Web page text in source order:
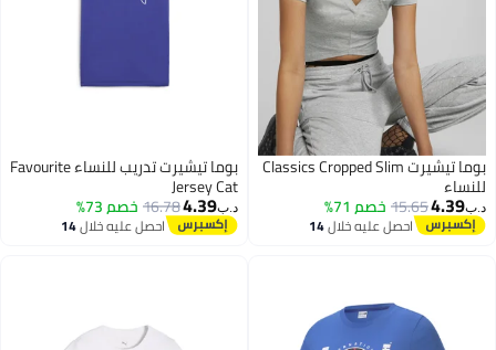
بوما تيشيرت Classics Cropped Slim
4.39
15.65خصم 71%
احصل عليه خلال14
اغسطس
بوما تيشيرت تدريب للنساء Favourite
Jersey Cat
4.39
16.78خصم 73%
احصل عليه خلال14
اغسطس